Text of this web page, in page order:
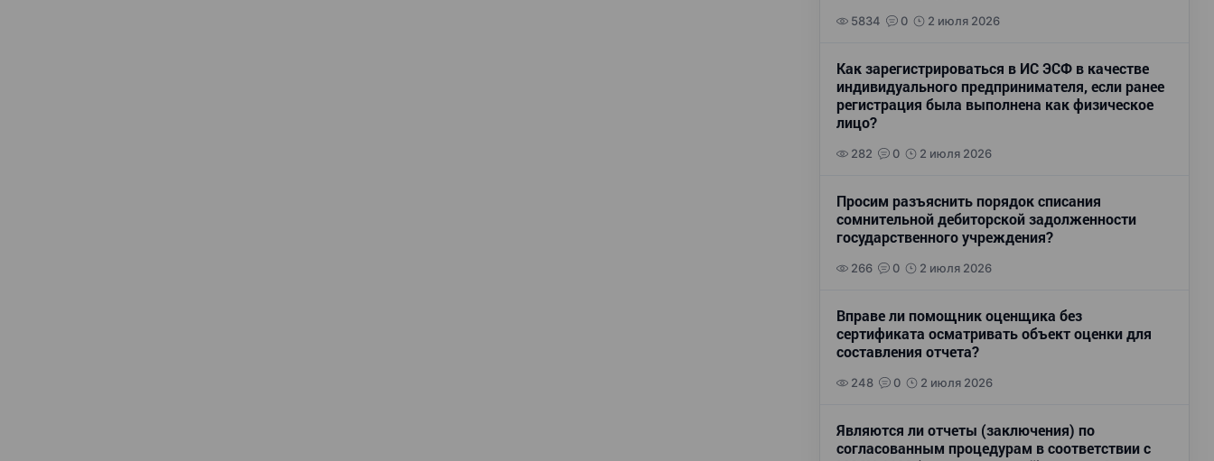
5834 0 2 июля 2026
Как зарегистрироваться в ИС ЭСФ в качестве
индивидуального предпринимателя, если ранее
регистрация была выполнена как физическое
лицо?
282 0 2 июля 2026
Просим разъяснить порядок списания
сомнительной дебиторской задолженности
государственного учреждения?
266 0 2 июля 2026
Вправе ли помощник оценщика без
сертификата осматривать объект оценки для
составления отчета?
248 0 2 июля 2026
Являются ли отчеты (заключения) по
согласованным процедурам в соответствии с